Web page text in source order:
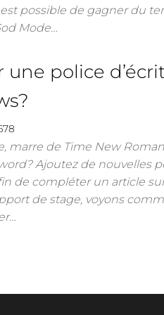
possible de gagner du
Mode…
une police
marre de Time New
Ajoutez de nouvelles
de compléter un article
de stage, voyons